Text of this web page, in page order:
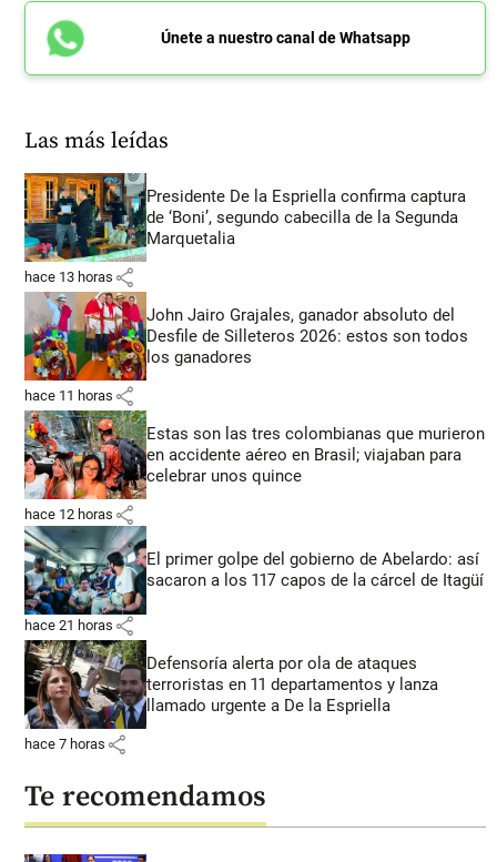
Únete a nuestro canal de Whatsapp
Las más leídas
Presidente De la Espriella confirma captura
de ‘Boni’, segundo cabecilla de la Segunda
Marquetalia
hace 13 horas share
John Jairo Grajales, ganador absoluto del
Desfile de Silleteros 2026: estos son todos
los ganadores
hace 11 horas share
Estas son las tres colombianas que murieron
en accidente aéreo en Brasil; viajaban para
celebrar unos quince
hace 12 horas share
El primer golpe del gobierno de Abelardo: así
sacaron a los 117 capos de la cárcel de Itagüí
hace 21 horas share
Defensoría alerta por ola de ataques
terroristas en 11 departamentos y lanza
llamado urgente a De la Espriella
hace 7 horas share
Te recomendamos